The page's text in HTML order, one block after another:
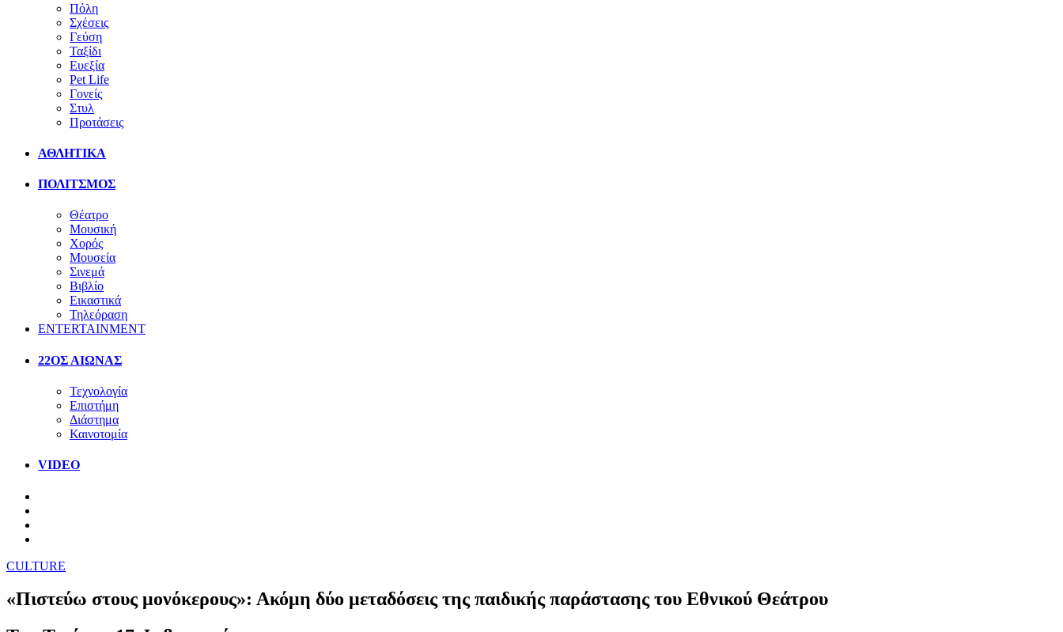
Πόλη
Σχέσεις
Γεύση
Ταξίδι
Ευεξία
Pet Life
Γονείς
Στυλ
Προτάσεις
ΑΘΛΗΤΙΚΑ
ΠΟΛΙΤΣΜΟΣ
Θέατρο
Μουσική
Χορός
Μουσεία
Σινεμά
Βιβλίο
Εικαστικά
Τηλεόραση
ENTERTAINMENT
22ΟΣ ΑΙΩΝΑΣ
Τεχνολογία
Επιστήμη
Διάστημα
Καινοτομία
VIDEO
CULTURE
«Πιστεύω στους μονόκερους»: Ακόμη δύο μεταδόσεις της παιδικής παράστασης του Εθνικού Θεάτρου